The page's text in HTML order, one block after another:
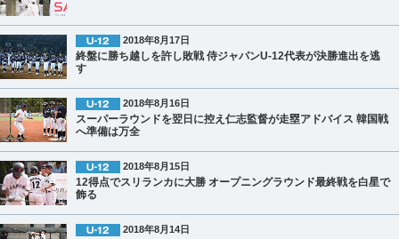
2018年8月17日
終盤に勝ち越しを許し敗戦 侍ジャパンU-12代表が決勝進出を逃
す
2018年8月16日
スーパーラウンドを翌日に控え仁志監督が走塁アドバイス 韓国戦
へ準備は万全
2018年8月15日
12得点でスリランカに大勝 オープニングラウンド最終戦を白星で
飾る
2018年8月14日